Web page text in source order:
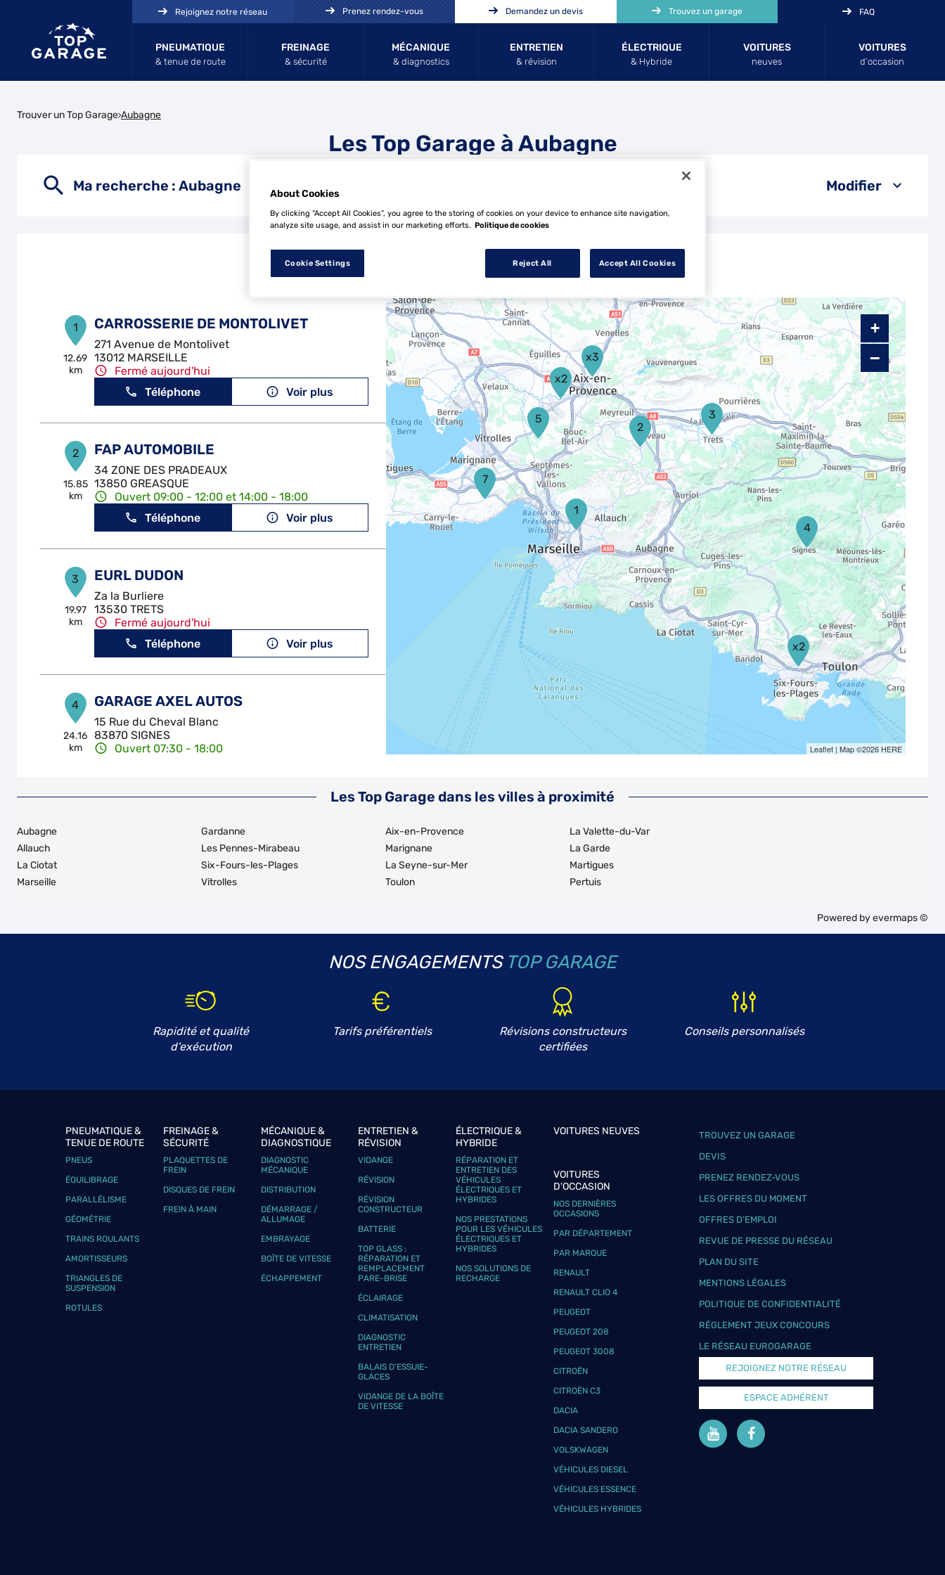
PNEUMATIQUE
& tenue de route
FREINAGE
& sécurité
MÉCANIQUE
& diagnostics
ENTRETIEN
& révision
ÉLECTRIQUE
& Hybride
VOITURES
neuves
VOITURES
d’occasion
Rejoignez notre réseau Prenez rendez-vous Demandez un devis Trouvez un garage FAQ
Trouver un Top Garage Aubagne
Les Top Garage à Aubagne
Ma recherche : Aubagne Modifier
13 Top Garage à Aubagne
1
12.69
km
CARROSSERIE DE MONTOLIVET
271 Avenue de Montolivet
13012 MARSEILLE
Fermé aujourd'hui
Téléphone
Voir plus
2
15.85
km
FAP AUTOMOBILE
34 ZONE DES PRADEAUX
13850 GREASQUE
Ouvert 09:00 - 12:00 et 14:00 - 18:00
Téléphone
Voir plus
3
19.97
km
EURL DUDON
Za la Burliere
13530 TRETS
Fermé aujourd'hui
Téléphone
Voir plus
4
24.16
km
GARAGE AXEL AUTOS
15 Rue du Cheval Blanc
83870 SIGNES
Ouvert 07:30 - 18:00
GARAGE DE CABRIES
PIOLINE MECANIQUE ELECTRIC AUTO
Fermé aujourd'hui
km
Fermé aujourd'hui
Téléphone
Voir plus
28.09
GARAGE PROVENCAL
55 Rue Jean de Guiramand
13858 AIX EN PROVENCE CEDEX 3
Fermé aujourd'hui
Voir plus
4
x2
3
x3
7
2
1
5
x2
+
−
Leaflet| Map ©2026 HERE
Les Top Garage dans les villes à proximité
Aubagne
Allauch
La Ciotat
Marseille
Gardanne
Les Pennes-Mirabeau
Six-Fours-les-Plages
Vitrolles
Aix-en-Provence
Marignane
La Seyne-sur-Mer
Toulon
La Valette-du-Var
La Garde
Martigues
Pertuis
Powered byevermaps ©
NOS ENGAGEMENTS TOP GARAGE
Rapidité et qualité
d'exécution
Tarifs préférentiels
Révisions constructeurs
certifiées
Conseils personnalisés
PNEUMATIQUE &
TENUE DE ROUTE
PNEUS
ÉQUILIBRAGE
PARALLÉLISME
GÉOMÉTRIE
TRAINS ROULANTS
AMORTISSEURS
TRIANGLES DE
SUSPENSION
ROTULES
FREINAGE &
SÉCURITÉ
PLAQUETTES DE
FREIN
DISQUES DE FREIN
FREIN À MAIN
MÉCANIQUE &
DIAGNOSTIQUE
DIAGNOSTIC
MÉCANIQUE
DISTRIBUTION
DÉMARRAGE /
ALLUMAGE
EMBRAYAGE
BOÎTE DE VITESSE
ÉCHAPPEMENT
ENTRETIEN &
RÉVISION
VIDANGE
RÉVISION
RÉVISION
CONSTRUCTEUR
BATTERIE
TOP GLASS :
RÉPARATION ET
REMPLACEMENT
PARE-BRISE
ÉCLAIRAGE
CLIMATISATION
DIAGNOSTIC
ENTRETIEN
BALAIS D’ESSUIE-
GLACES
VIDANGE DE LA BOÎTE
DE VITESSE
ÉLECTRIQUE &
HYBRIDE
RÉPARATION ET
ENTRETIEN DES
VÉHICULES
ÉLECTRIQUES ET
HYBRIDES
NOS PRESTATIONS
POUR LES VÉHICULES
ÉLECTRIQUES ET
HYBRIDES
NOS SOLUTIONS DE
RECHARGE
VOITURES NEUVES
VOITURES
D'OCCASION
NOS DERNIÈRES
OCCASIONS
PAR DÉPARTEMENT
PAR MARQUE
RENAULT
RENAULT CLIO 4
PEUGEOT
PEUGEOT 208
PEUGEOT 3008
CITROËN
CITROËN C3
DACIA
DACIA SANDERO
VOLSKWAGEN
VÉHICULES DIESEL
VÉHICULES ESSENCE
VÉHICULES HYBRIDES
TROUVEZ UN GARAGE
DEVIS
PRENEZ RENDEZ-VOUS
LES OFFRES DU MOMENT
OFFRES D’EMPLOI
REVUE DE PRESSE DU RÉSEAU
PLAN DU SITE
MENTIONS LÉGALES
POLITIQUE DE CONFIDENTIALITÉ
RÉGLEMENT JEUX CONCOURS
LE RÉSEAU EUROGARAGE
REJOIGNEZ NOTRE RÉSEAU
ESPACE ADHÉRENT
About Cookies
By clicking “Accept All Cookies”, you agree to the storing of cookies on your device to enhance site navigation,
analyze site usage, and assist in our marketing efforts. Politique de cookies
Cookie Settings Reject All Accept All Cookies